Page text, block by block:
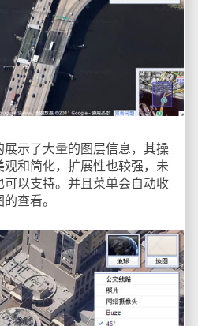
示了大量的图层信息，其操
和简化，扩展性也较强，未
以支持。并且菜单会自动收
查看。